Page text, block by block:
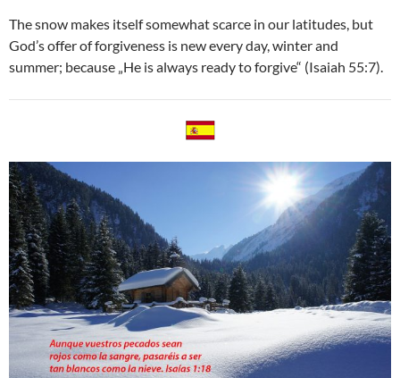
The snow makes itself somewhat scarce in our latitudes, but
God’s offer of forgiveness is new every day, winter and
summer; because „He is always ready to forgive“ (Isaiah 55:7).